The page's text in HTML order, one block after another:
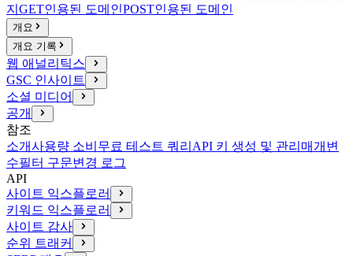
지 GET인용된 도메인POST인용된 도메인
개요
개요 기록
웹 애널리틱스
GSC 인사이트
소셜 미디어
공개
참조
소개사용량 소비 무료 테스트 쿼리 API 키 생성 및 관리 매개변
수필터 구문변경 로그
API
사이트 익스플로러
키워드 익스플로러
사이트 감사
순위 트래커